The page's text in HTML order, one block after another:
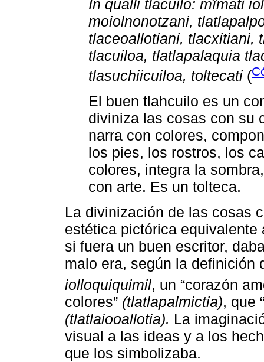
In qualli tlacuilo: mîmati
moiolnonotzani,
tlaceoallotiani, tlacxitiani,
tlacuiloa, tlatlapalaquia
tlasuchiicuiloa, toltecati (
El buen tlahcuilo es un
diviniza las cosas con su
narra con colores,
los pies, los rostros, los
colores, integra la
con arte. Es un tolteca.
La divinización de las cosas
estética pictórica equivalente
si fuera un buen escritor,
malo era, según la definición
iolloquiquimil, un “corazón
colores” (tlatlapalmictia), que
(tlatlaiooallotia). La
visual a las ideas y a los
que los simbolizaba.